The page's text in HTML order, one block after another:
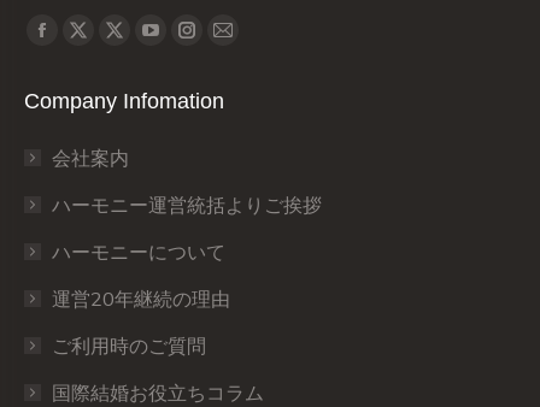
Find us on:
Facebook
opens
new
window
X
opens
new
window
X
opens
new
window
YouTube
opens
window
Instagram
opens
window
Mail
opens
window
Company Infomation
会社案内
ハーモニー運営統括よりご挨拶
ハーモニーについて
運営20年継続の理由
ご利用時のご質問
国際結婚お役立ちコラム